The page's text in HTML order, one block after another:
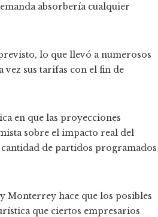
absorbería cualquier
lo que llevó a numerosos
sus tarifas con el fin de
en que las proyecciones
sobre el impacto real del
de partidos programados
Monterrey hace que los posibles
que ciertos empresarios